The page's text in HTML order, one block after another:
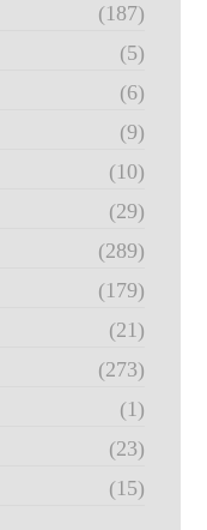
(187)
(5)
(6)
(9)
(10)
(29)
(289)
(179)
(21)
(273)
(1)
(23)
(15)